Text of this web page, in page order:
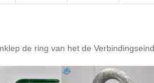
de ring van het de Verbindingseind